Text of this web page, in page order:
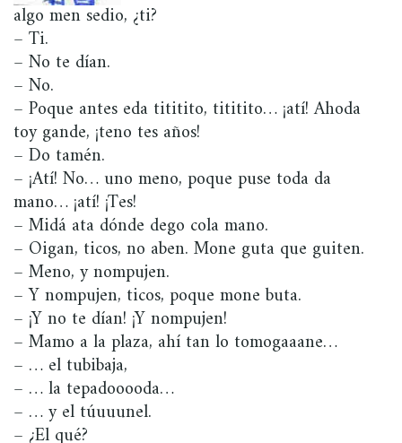
algo men sedio, ¿ti?
– Ti.
– No te dían.
– No.
– Poque antes eda tititito, tititito… ¡atí! Ahoda
toy gande, ¡teno tes años!
– Do tamén.
– ¡Atí! No… uno meno, poque puse toda da
mano… ¡atí! ¡Tes!
– Midá ata dónde dego cola mano.
– Oigan, ticos, no aben. Mone guta que guiten.
– Meno, y nompujen.
– Y nompujen, ticos, poque mone buta.
– ¡Y no te dían! ¡Y nompujen!
– Mamo a la plaza, ahí tan lo tomogaaane…
– … el tubibaja,
– … la tepadooooda…
– … y el túuuunel.
– ¿El qué?